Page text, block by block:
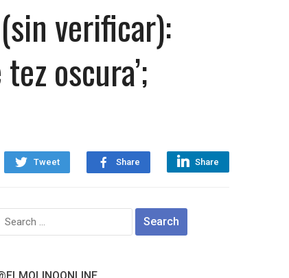
verificar):
oscura’;
Tweet Share Share
Search